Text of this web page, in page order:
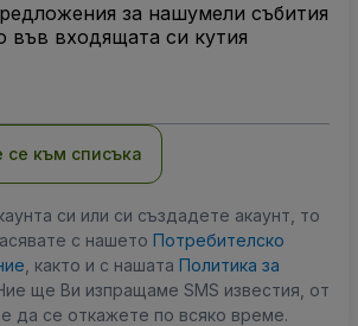
за нашумели събития
във входящата си кутия
се към списъка
си или си създадете акаунт, то
с нашето Потребителско
, както и с нашата Политика за
ще Ви изпращаме SMS известия, от
да се откажете по всяко време.